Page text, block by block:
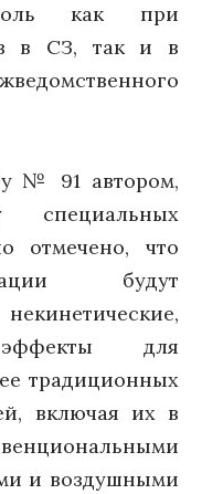
как при
в СЗ, так и в
№ 91 автором,
специальных
отмечено, что
будут
эффекты для
традиционных
включая их в
и воздушными